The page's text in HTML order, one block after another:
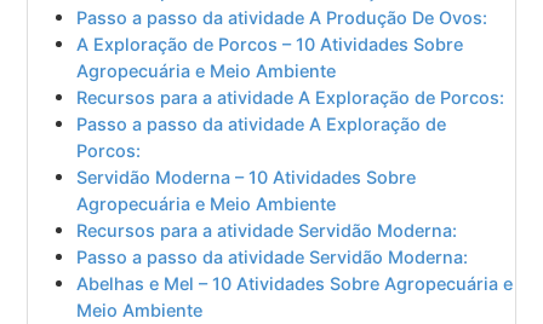
Passo a passo da atividade A Produção De Ovos:
A Exploração de Porcos – 10 Atividades Sobre
Agropecuária e Meio Ambiente
Recursos para a atividade A Exploração de Porcos:
Passo a passo da atividade A Exploração de
Porcos:
Servidão Moderna – 10 Atividades Sobre
Agropecuária e Meio Ambiente
Recursos para a atividade Servidão Moderna:
Passo a passo da atividade Servidão Moderna:
Abelhas e Mel – 10 Atividades Sobre Agropecuária e
Meio Ambiente